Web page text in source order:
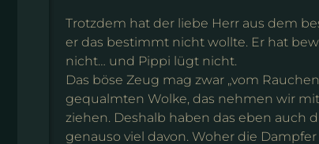
Trotzdem hat der liebe Herr aus dem
er das bestimmt nicht wollte. Er hat
nicht… und Pippi lügt nicht.
Das böse Zeug mag zwar „vom
gequalmten Wolke, das nehmen wir
ziehen. Deshalb haben das eben auch
genauso viel davon. Woher die